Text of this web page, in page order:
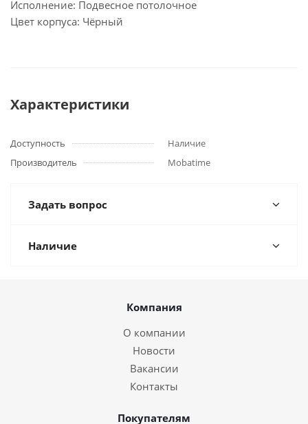
Исполнение: Подвесное потолочное
Цвет корпуса: Чёрный
Характеристики
Доступность
Наличие
Производитель
Mobatime
Задать вопрос
Наличие
Компания
О компании
Новости
Вакансии
Контакты
Покупателям